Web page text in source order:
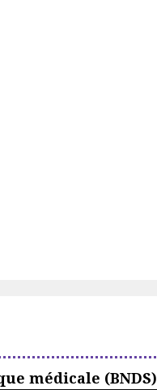
médicale (BNDS)